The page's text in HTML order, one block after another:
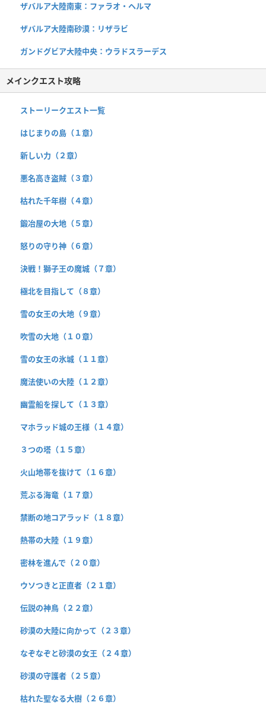
ザバルア大陸南東：ファラオ・ヘルマ
ザバルア大陸南砂漠：リザラビ
ガンドグビア大陸中央：ウラドスラーデス
メインクエスト攻略
ストーリークエスト一覧
はじまりの島（１章）
新しい力（２章）
悪名高き盗賊（３章）
枯れた千年樹（４章）
鍛冶屋の大地（５章）
怒りの守り神（６章）
決戦！獅子王の魔城（７章）
極北を目指して（８章）
雪の女王の大地（９章）
吹雪の大地（１０章）
雪の女王の氷城（１１章）
魔法使いの大陸（１２章）
幽霊船を探して（１３章）
マホラッド城の王様（１４章）
３つの塔（１５章）
火山地帯を抜けて（１６章）
荒ぶる海竜（１７章）
禁断の地コアラッド（１８章）
熱帯の大陸（１９章）
密林を進んで（２０章）
ウソつきと正直者（２１章）
伝説の神鳥（２２章）
砂漠の大陸に向かって（２３章）
なぞなぞと砂漠の女王（２４章）
砂漠の守護者（２５章）
枯れた聖なる大樹（２６章）